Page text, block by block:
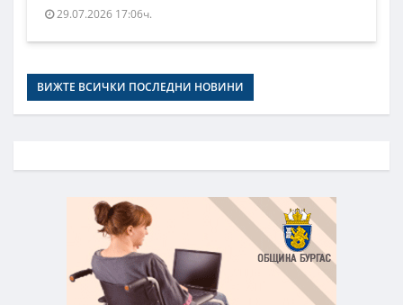
29.07.2026 17:06ч.
ВИЖТЕ ВСИЧКИ ПОСЛЕДНИ НОВИНИ